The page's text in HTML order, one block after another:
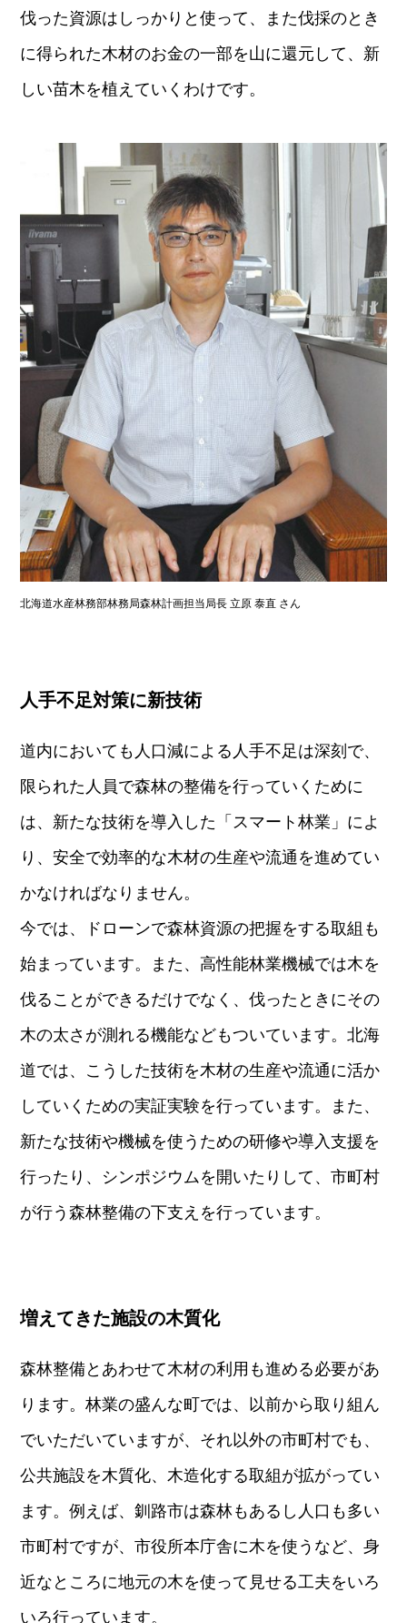
伐った資源はしっかりと使って、また伐採のとき
に得られた木材のお金の一部を山に還元して、新
しい苗木を植えていくわけです。
北海道水産林務部林務局森林計画担当局長 立原 泰直 さん
人手不足対策に新技術
道内においても人口減による人手不足は深刻で、
限られた人員で森林の整備を行っていくために
は、新たな技術を導入した「スマート林業」によ
り、安全で効率的な木材の生産や流通を進めてい
かなければなりません。
今では、ドローンで森林資源の把握をする取組も
始まっています。また、高性能林業機械では木を
伐ることができるだけでなく、伐ったときにその
木の太さが測れる機能などもついています。北海
道では、こうした技術を木材の生産や流通に活か
していくための実証実験を行っています。また、
新たな技術や機械を使うための研修や導入支援を
行ったり、シンポジウムを開いたりして、市町村
が行う森林整備の下支えを行っています。
増えてきた施設の木質化
森林整備とあわせて木材の利用も進める必要があ
ります。林業の盛んな町では、以前から取り組ん
でいただいていますが、それ以外の市町村でも、
公共施設を木質化、木造化する取組が拡がってい
ます。例えば、釧路市は森林もあるし人口も多い
市町村ですが、市役所本庁舎に木を使うなど、身
近なところに地元の木を使って見せる工夫をいろ
いろ行っています。